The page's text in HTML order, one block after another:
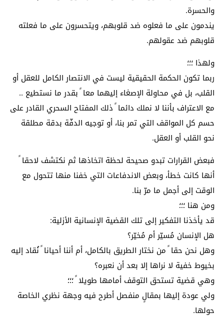
والحسرة.
يندمون على ما فعلوه ضد قلوبهم، ويتحسرون على ما فعلته
قلوبهم ضد عقولهم.
ولهذا ؛؛؛
ربما تكون الحكمة الحقيقية ليست في الانتصار الكامل للعقل أو
القلب، بل في محاولة الإصغاء إليهما معا ً بقدر ما نستطيع ..
مع الاعتراف بأننا لا نملك دائما ً ذلك المفتاح السحري القادر على
حسم كل المواقف التي تمر بنا، أو توجيه الدفّة بدقة مطلقة
نحو القلب أو العقل.
فبعض القرارات تبدو صحيحة لحظة اتخاذها ثم نكتشف لاحقا ً
أنها كانت خطأ، وبعض الاندفاعات التي خفنا منها تتحول مع
الوقت إلى أجمل ما مرّ بنا.
ومن هنا ؛؛؛
قد يأخذنا التفكير إلى تلك القضية الإنسانية الأزلية:
هل الإنسان مُسيّر أم مُخيّر؟
وهل نحن حقا ً من نختار الطريق بالكامل، أم أننا أحيانا ً نُقاد إليه
بخيوط خفية لا نراها إلا بعد أن نعبره؟
وهي قضية تستحق التوقف أمامها طويلا ً ؛؛؛
ولي عودة إليها بمقالٍ منفصل أطرح فيه وجهة نظري الخاصة
حولها.